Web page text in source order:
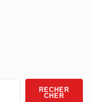
RECHER
CHER